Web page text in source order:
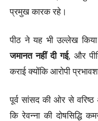
प्रमुख कारक रहे।
पीठ ने यह भी उल्लेख
जमानत नहीं दी गई, और
कराई क्योंकि आरोपी
पूर्व सांसद की ओर से
कि रेवन्ना की दोषसिद्धि